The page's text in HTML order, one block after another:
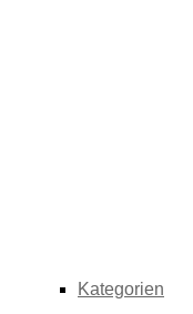
Kategorien